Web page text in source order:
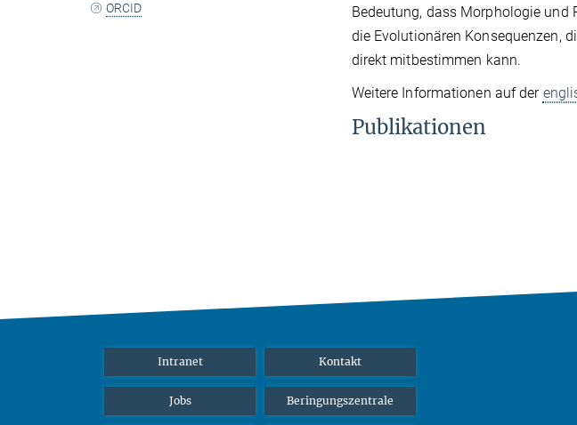
Bedeutung, dass Morphologie
die Evolutionären Konsequenzen,
direkt mitbestimmen kann.
Weitere Informationen auf der
Publikationen
ORCID
Intranet Kontakt
Jobs Beringungszentrale